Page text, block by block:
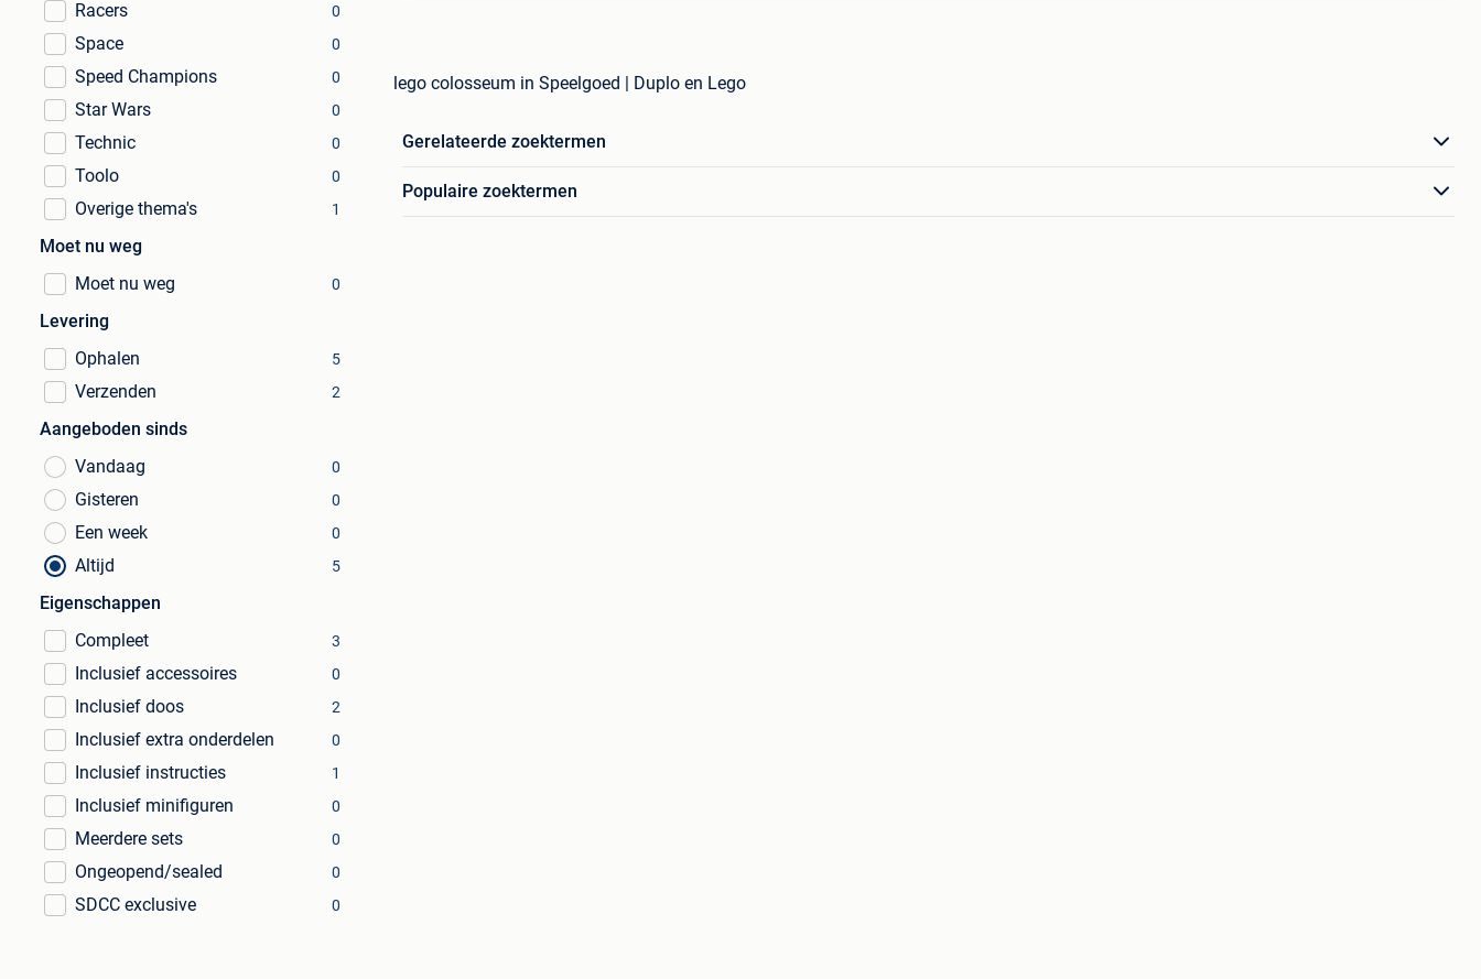
Racers 0
Space 0
Speed Champions 0
Star Wars 0
Technic 0
Toolo 0
Overige thema's 1
Moet nu weg
Moet nu weg
0
Levering
Ophalen
5
Verzenden 2
Aangeboden sinds
Vandaag
0
Gisteren 0
Een week 0
Altijd 5
Eigenschappen
Compleet
3
Inclusief accessoires 0
Inclusief doos 2
Inclusief extra onderdelen 0
Inclusief instructies 1
Inclusief minifiguren 0
Meerdere sets 0
Ongeopend/sealed 0
SDCC exclusive 0
lego colosseum in Speelgoed | Duplo en Lego
Gerelateerde zoektermen
Populaire zoektermen